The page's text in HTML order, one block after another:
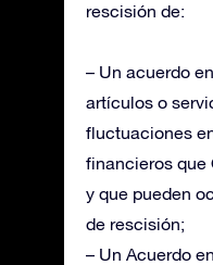
rescisión de:
– Un acuerdo
artículos o
fluctuaciones
financieros que
y que pueden
de rescisión;
– Un Acuerdo